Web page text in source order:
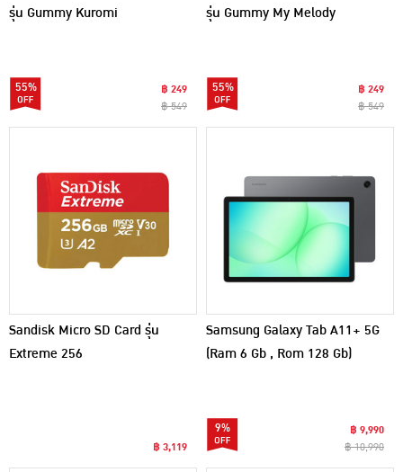
รุ่น Gummy Kuromi
55%
฿ 249
฿ 549
รุ่น Gummy My Melody
55%
฿ 249
฿ 549
Sandisk Micro SD Card รุ่น
Extreme 256
฿ 3,119
Samsung Galaxy Tab A11+ 5G
(Ram 6 Gb , Rom 128 Gb)
9%
฿ 9,990
฿ 10,990